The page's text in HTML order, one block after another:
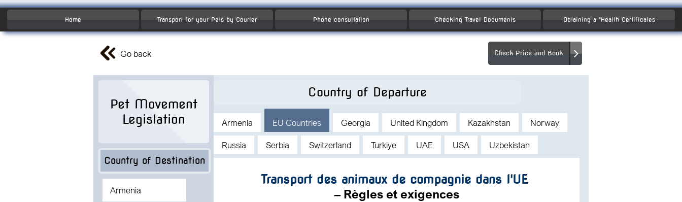
Home Transport for your Pets by Courier Phone consultation Checking Travel Documents Obtaining a "Health Certificates
Go back Check Price and Book
Pet Movement
Legislation
Country of Destination
Armenia
Country of Departure
Armenia EU Countries Georgia United Kingdom Kazakhstan Norway
Russia Serbia Switzerland Turkiye UAE USA Uzbekistan
Transport des animaux de compagnie dans l'UE
– Règles et exigences